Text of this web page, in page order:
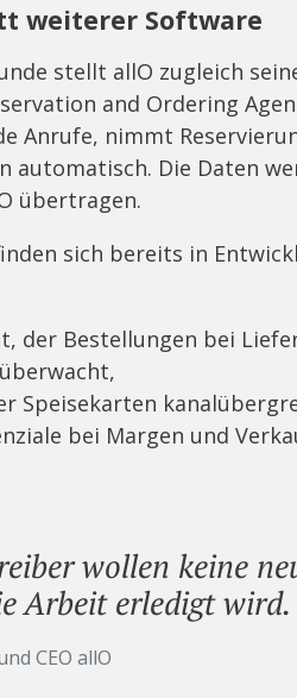
weiterer Software
stellt allO zugleich
and Ordering
Anrufe, nimmt
automatisch. Die Daten
übertragen.
sich bereits in
der Bestellungen bei
Speisekarten
bei Margen und
wollen keine
Arbeit erledigt wird.
CEO allO